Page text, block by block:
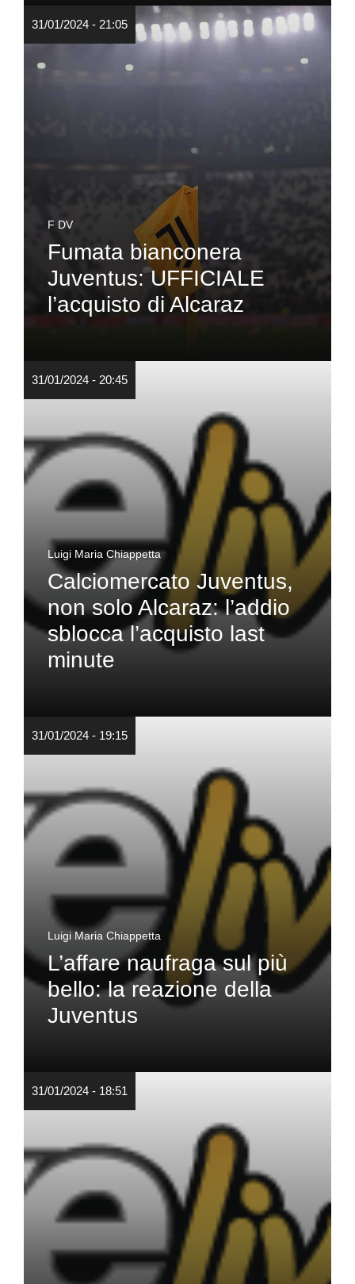
31/01/2024 - 21:05
F DV
Fumata bianconera
Juventus: UFFICIALE
l’acquisto di Alcaraz
31/01/2024 - 20:45
Luigi Maria Chiappetta
Calciomercato Juventus,
non solo Alcaraz: l’addio
sblocca l’acquisto last
minute
31/01/2024 - 19:15
Luigi Maria Chiappetta
L’affare naufraga sul più
bello: la reazione della
Juventus
31/01/2024 - 18:51